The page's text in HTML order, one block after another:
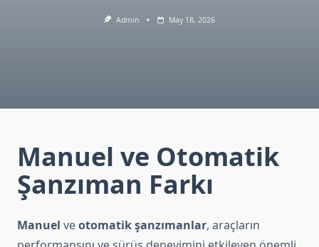
Admin May 18, 2026
Manuel ve Otomatik
Şanzıman Farkı
Manuel veotomatik şanzımanlar, araçların